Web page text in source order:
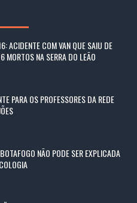
ACIDENTE COM VAN QUE SAIU DE
MORTOS NA SERRA DO LEÃO
PARA OS PROFESSORES DA REDE
NÃO PODE SER EXPLICADA